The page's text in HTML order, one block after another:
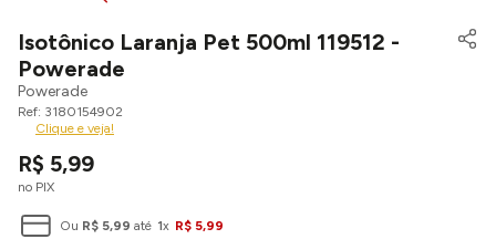
Isotônico Laranja Pet 500ml 119512 -
Powerade
Powerade
3180154902
Clique e veja!
R$ 5,99
no PIX
Ou R$ 5,99 até 1x R$ 5,99